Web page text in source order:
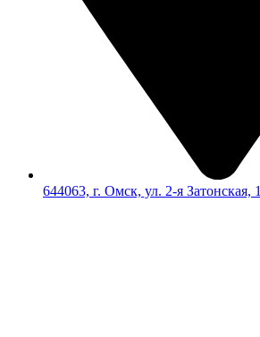
644063, г. Омск, ул. 2-я Затонская, 1